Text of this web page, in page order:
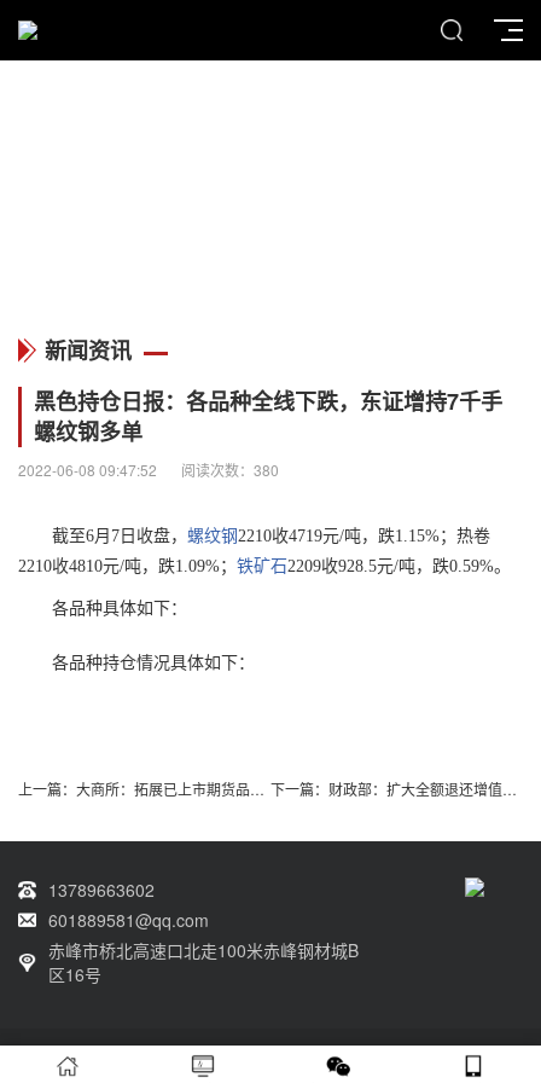
新闻资讯
黑色持仓日报：各品种全线下跌，东证增持7千手
螺纹钢多单
2022-06-08 09:47:52 阅读次数：380
截至6月7日收盘， 螺纹钢2210收4719元/吨，跌1.15%；热卷
2210收4810元/吨，跌1.09%； 铁矿石2209收928.5元/吨，跌0.59%。
各品种具体如下：
各品种持仓情况具体如下：
上一篇： 大商所：拓展已上市期货品种均价结算现金合约，加快指数衍生品研发 下一篇： 财政部：扩大全额退还增值税留抵税额政策行业范围
13789663602
601889581@qq.com
赤峰市桥北高速口北走100米赤峰钢材城B
区16号
Copyright © 2022 赤峰力拓物资有限责任公司 All Rights Reserved.
蒙ICP备
2022000199号-1
XML地图